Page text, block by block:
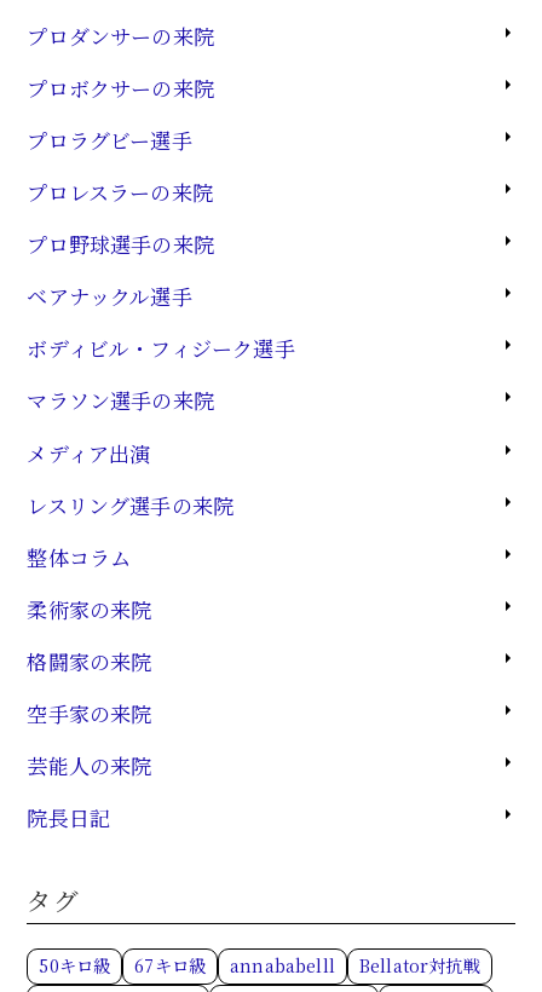
プロダンサーの来院
プロボクサーの来院
プロラグビー選手
プロレスラーの来院
プロ野球選手の来院
ベアナックル選手
ボディビル・フィジーク選手
マラソン選手の来院
メディア出演
レスリング選手の来院
整体コラム
柔術家の来院
格闘家の来院
空手家の来院
芸能人の来院
院長日記
タグ
50キロ級 67キロ級 annababelll
Bellator対抗戦